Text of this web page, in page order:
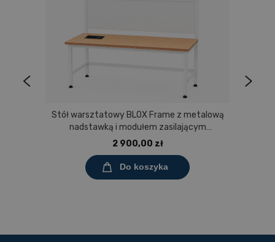
Stół warsztatowy BLOX Frame z metalową
nadstawką i modułem zasilającym
Prostokąt 1200x600 mm, rozmiar 4-6, blat
2 900,00 zł
Do koszyka